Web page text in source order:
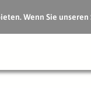
Wenn Sie